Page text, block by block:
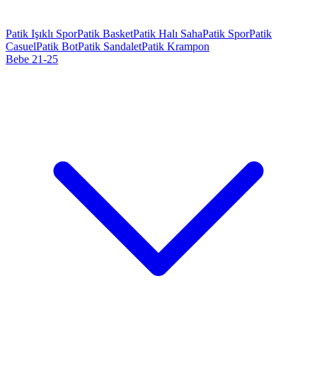
Patik Işıklı SporPatik BasketPatik Halı SahaPatik SporPatik
CasuelPatik BotPatik SandaletPatik Krampon
Bebe 21-25